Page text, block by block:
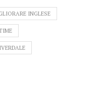
INGLESE